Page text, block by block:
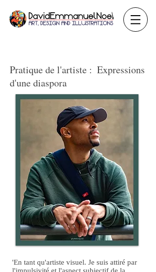
Pratique de l'artiste : Expressions
d'une diaspora
'En tant qu'artiste visuel. Je suis attiré par